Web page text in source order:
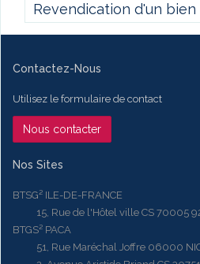
Revendication d'un bien
Contactez-Nous
Utilisez le formulaire de contact
Nous contacter
Nos Sites
BTSG² ILE-DE-FRANCE
15, Rue de l'Hôtel ville CS 70005
BTGS² PACA
51, Rue Maréchal Joffre 06000